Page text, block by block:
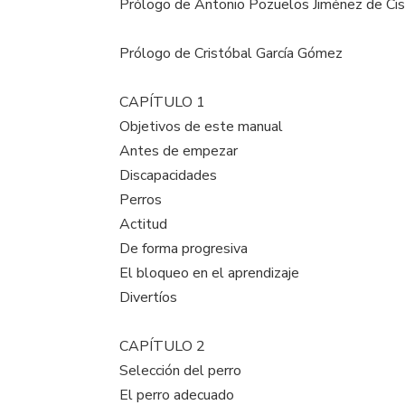
Prólogo de Antonio Pozuelos Jiménez de
Prólogo de Cristóbal García Gómez
CAPÍTULO 1
Objetivos de este manual
Antes de empezar
Discapacidades
Perros
Actitud
De forma progresiva
El bloqueo en el aprendizaje
Divertíos
CAPÍTULO 2
Selección del perro
El perro adecuado